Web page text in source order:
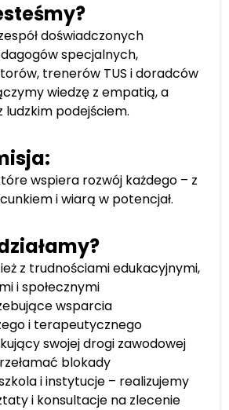
doświadczonych
specjalnych,
trenerów TUS i doradców
wiedzę z empatią, a
ludzkim podejściem.
wspiera rozwój każdego – z
i wiarą w potencjał.
z trudnościami edukacyjnymi,
i społecznymi
wsparcia
i terapeutycznego
swojej drogi zawodowej
blokady
i instytucje – realizujemy
i konsultacje na zlecenie